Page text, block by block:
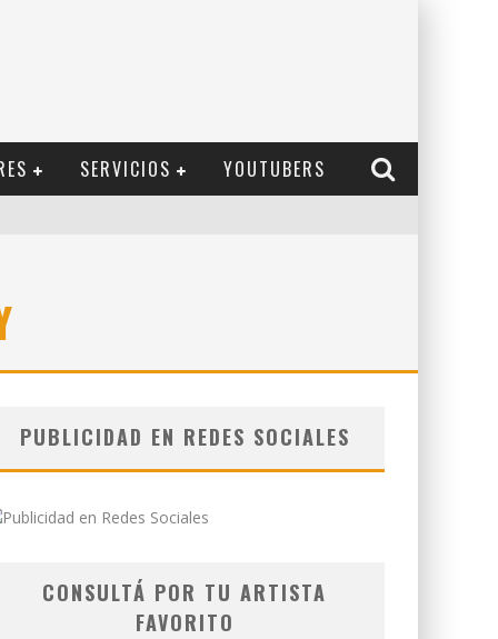
SERVICIOS YOUTUBERS
PUBLICIDAD EN REDES SOCIALES
CONSULTÁ POR TU ARTISTA
FAVORITO